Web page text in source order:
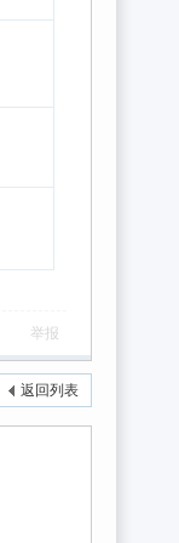
举报
返回列表